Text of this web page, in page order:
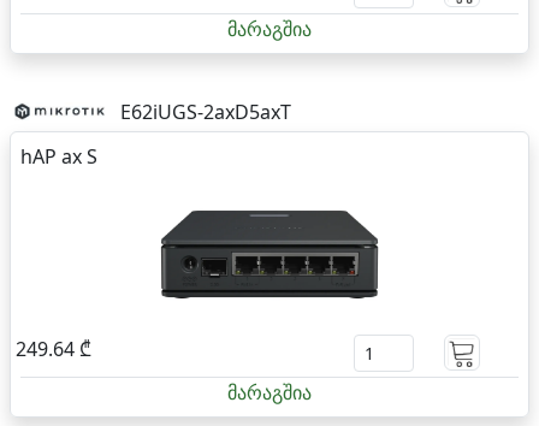
მარაგშია
E62iUGS-2axD5axT
hAP ax S
249.64 ₾
მარაგშია